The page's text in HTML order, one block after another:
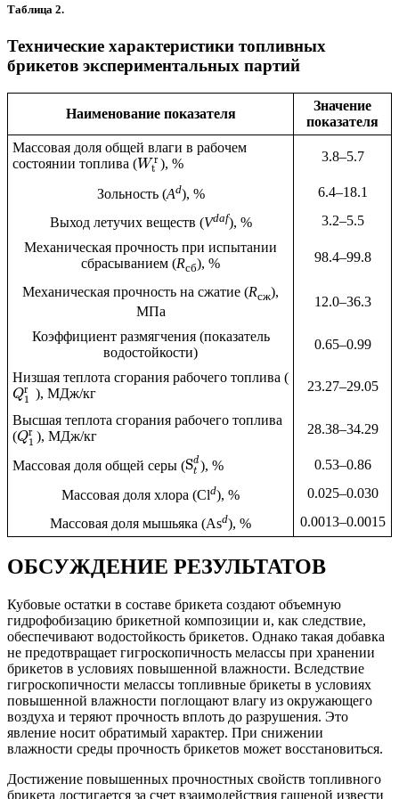
Таблица 2.
Технические характеристики топливных
брикетов экспериментальных партий
Наименование показателя
Значение
показателя
Массовая доля общей влаги в рабочем
состоянии топлива (W r
t ), % 3.8–5.7
Зольность (Аd), % 6.4–18.1
Выход летучих веществ (Vdaf), %
3.2–5.5
Механическая прочность при испытании
сбрасыванием (Rсб), % 98.4–99.8
Механическая прочность на сжатие (Rсж),
МПа
12.0–36.3
Коэффициент размягчения (показатель
водостойкости)
0.65–0.99
Низшая теплота сгорания рабочего топлива (
Qr
1 ), МДж/кг 23.27–29.05
Высшая теплота сгорания рабочего топлива
(Qr
1 ), МДж/кг 28.38–34.29
Массовая доля общей серы (Sd
t ), % 0.53–0.86
Массовая доля хлора (Cld), % 0.025–0.030
Массовая доля мышьяка (Asd), % 0.0013–0.0015
ОБСУЖДЕНИЕ РЕЗУЛЬТАТОВ
Кубовые остатки в составе брикета создают объемную
гидрофобизацию брикетной композиции и, как следствие,
обеспечивают водостойкость брикетов. Однако такая добавка
не предотвращает гигроскопичность мелассы при хранении
брикетов в условиях повышенной влажности. Вследствие
гигроскопичности мелассы топливные брикеты в условиях
повышенной влажности поглощают влагу из окружающего
воздуха и теряют прочность вплоть до разрушения. Это
явление носит обратимый характер. При снижении
влажности среды прочность брикетов может восстановиться.
Достижение повышенных прочностных свойств топливного
брикета достигается за счет взаимодействия гашеной извести